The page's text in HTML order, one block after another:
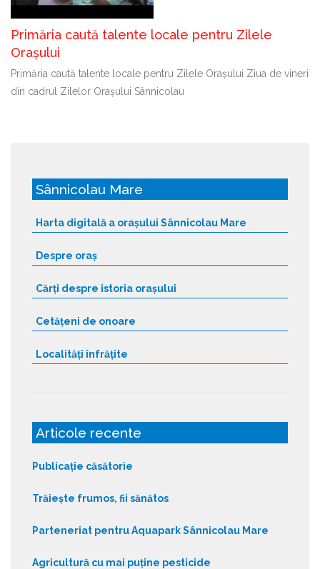
Primăria caută talente locale pentru Zilele
Orașului
Primăria caută talente locale pentru Zilele Orașului Ziua de vineri
din cadrul Zilelor Orașului Sânnicolau
Sânnicolau Mare
Harta digitală a orașului Sânnicolau Mare
Despre oraș
Cărți despre istoria orașului
Cetățeni de onoare
Localități înfrățite
Articole recente
Publicație căsătorie
Trăiește frumos, fii sănătos
Parteneriat pentru Aquapark Sânnicolau Mare
Agricultură cu mai puține pesticide